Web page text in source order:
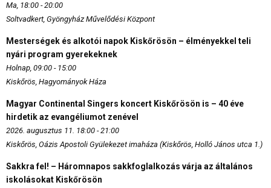
Ma, 18:00 - 20:00
Soltvadkert, Gyöngyház Művelődési Központ
Mesterségek és alkotói napok Kiskőrösön – élményekkel teli
nyári program gyerekeknek
Holnap, 09:00 - 15:00
Kiskőrös, Hagyományok Háza
Magyar Continental Singers koncert Kiskőrösön is – 40 éve
hirdetik az evangéliumot zenével
2026. augusztus 11. 18:00 - 21:00
Kiskőrös, Oázis Apostoli Gyülekezet imaháza (Kiskőrös, Holló János utca 1.)
Sakkra fel! – Háromnapos sakkfoglalkozás várja az általános
iskolásokat Kiskőrösön